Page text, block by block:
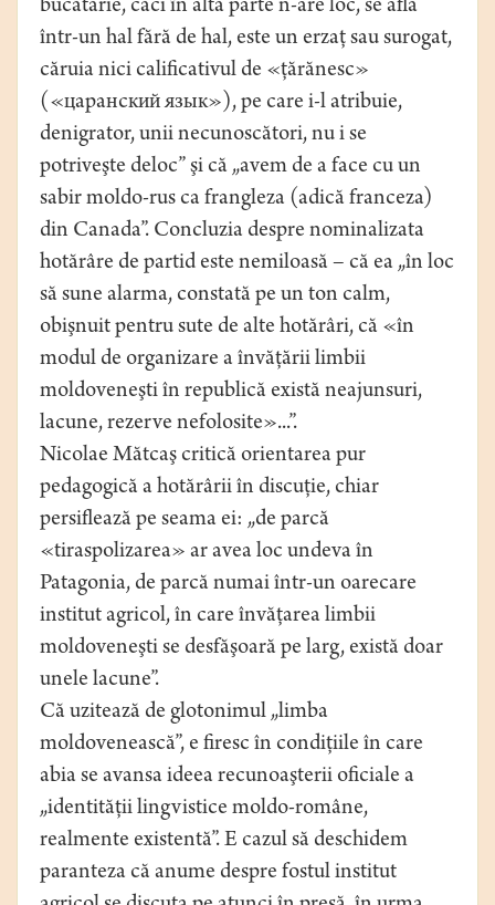
bucătărie, căci în altă parte n-are loc, se află
într-un hal fără de hal, este un erzaţ sau surogat,
căruia nici calificativul de «ţărănesc»
(«царанский язык»), pe care i-l atribuie,
denigrator, unii necunoscători, nu i se
potriveşte deloc” şi că „avem de a face cu un
sabir moldo-rus ca frangleza (adică franceza)
din Canada”. Concluzia despre nominalizata
hotărâre de partid este nemiloasă – că ea „în loc
să sune alarma, constată pe un ton calm,
obişnuit pentru sute de alte hotărâri, că «în
modul de organizare a învăţării limbii
moldoveneşti în republică există neajunsuri,
lacune, rezerve nefolosite»...”.
Nicolae Mătcaş critică orientarea pur
pedagogică a hotărârii în discuţie, chiar
persiflează pe seama ei: „de parcă
«tiraspolizarea» ar avea loc undeva în
Patagonia, de parcă numai într-un oarecare
institut agricol, în care învăţarea limbii
moldoveneşti se desfăşoară pe larg, există doar
unele lacune”.
Că uzitează de glotonimul „limba
moldovenească”, e firesc în condiţiile în care
abia se avansa ideea recunoaşterii oficiale a
„identităţii lingvistice moldo-române,
realmente existentă”. E cazul să deschidem
paranteza că anume despre fostul institut